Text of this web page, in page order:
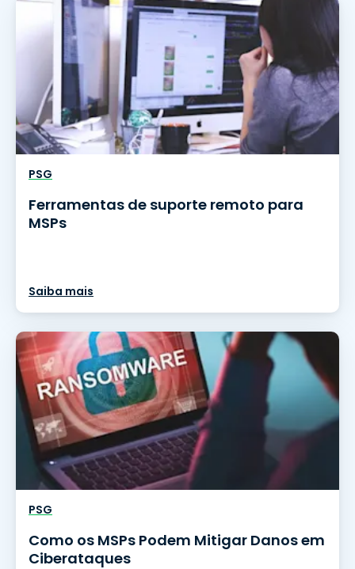
PSG
Ferramentas de suporte remoto para
MSPs
Saiba mais
PSG
Como os MSPs Podem Mitigar Danos em
Ciberataques